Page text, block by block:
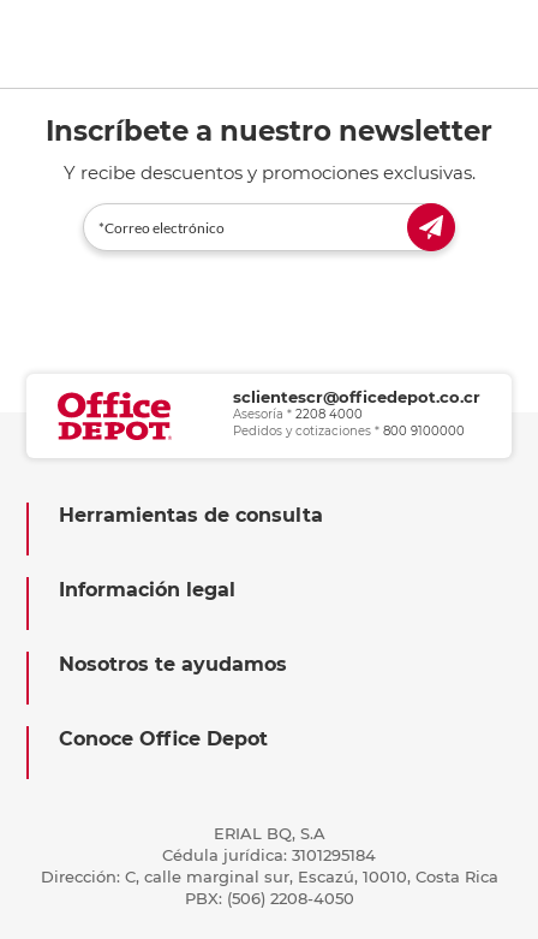
Inscríbete a nuestro newsletter
Y recibe descuentos y promociones exclusivas.
sclientescr@officedepot.co.cr
Asesoría *2208 4000
Pedidos y cotizaciones *800 9100000
Herramientas de consulta
Información legal
Nosotros te ayudamos
Conoce Office Depot
ERIAL BQ, S.A
Cédula jurídica: 3101295184
Dirección: C, calle marginal sur, Escazú, 10010, Costa Rica
PBX: (506) 2208-4050